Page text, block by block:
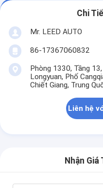
Chi
Mr. LEED AUTO
86-17367060832
Phòng 1330, Tầng
Longyuan, Phố
Chiết Giang, Trung
Liên hệ
Nhận